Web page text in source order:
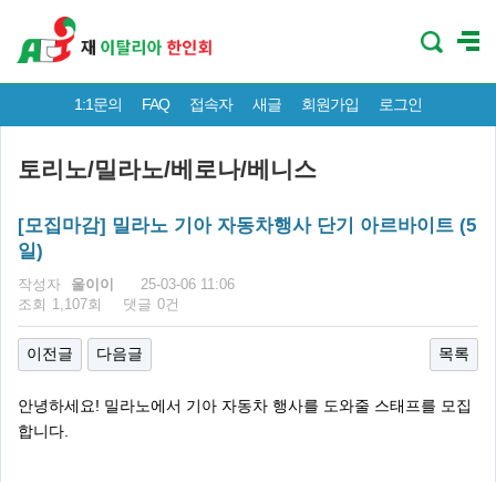
1:1문의 FAQ 접속자 새글 회원가입 로그인
토리노/밀라노/베로나/베니스
[모집마감] 밀라노 기아 자동차행사 단기 아르바이트 (5
일)
페이지 정보
작성자 울이이
25-03-06 11:06
조회
1,107회 댓글 0건
이전글 다음글 목록
안녕하세요! 밀라노에서 기아 자동차 행사를 도와줄 스태프를 모집
합니다.